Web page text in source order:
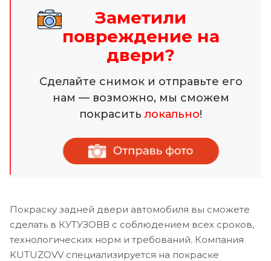
Заметили
повреждение на
двери?
Сделайте снимок и отправьте его
нам — возможно, мы сможем
покраситьлокально!
Покраску задней двери автомобиля вы сможете
сделать в КУТУЗОВВ с соблюдением всех сроков,
технологических норм и требований. Компания
KUTUZOVV специализируется на покраске